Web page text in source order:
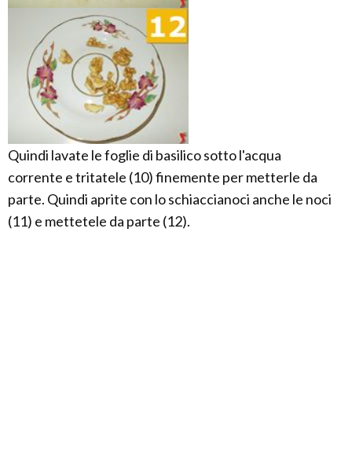
Quindi lavate le foglie di basilico sotto l'acqua
corrente e tritatele (10) finemente per metterle da
parte. Quindi aprite con lo schiaccianoci anche le noci
(11) e mettetele da parte (12).